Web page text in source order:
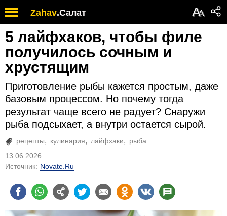
Zahav.Салат АА
5 лайфхаков, чтобы филе
получилось сочным и
хрустящим
Приготовление рыбы кажется простым, даже
базовым процессом. Но почему тогда
результат чаще всего не радует? Снаружи
рыба подсыхает, а внутри остается сырой.
рецепты кулинария лайфхаки
рыба
13.06.2026
Источник: Novate.Ru